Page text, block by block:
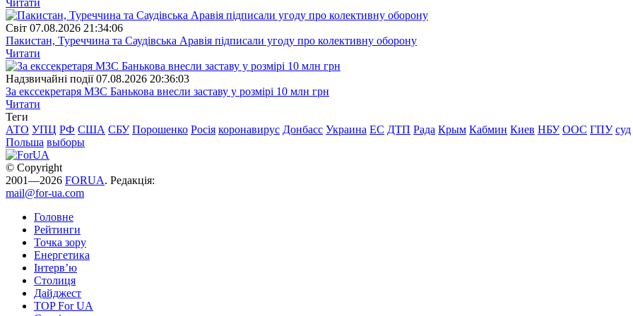
Свiт 07.08.2026 21:34:06
Пакистан, Туреччина та Саудівська Аравія підписали угоду про колективну оборону
Читати
Надзвичайні події 07.08.2026 20:36:03
За екссекретаря МЗС Банькова внесли заставу у розмірі 10 млн грн
Читати
Теги
АТО УПЦ РФ США СБУ Порошенко Росія коронавирус Донбасс Украина ЕС ДТП Рада Крым Кабмин Киев НБУ ООС ГПУ суд
Польша выборы
© Copyright
2001—2026 FORUA. Редакція:
mail@for-ua.com
Головне
Рейтинги
Точка зору
Енергетика
Інтерв’ю
Столиця
Дайджест
TOP For UA